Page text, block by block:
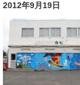
2012年9月19日